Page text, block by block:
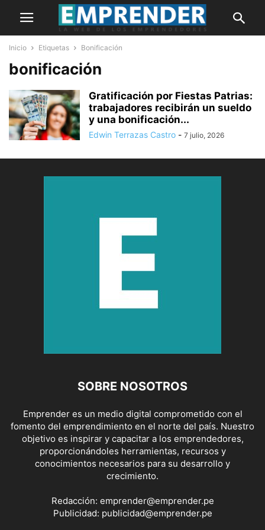
Inicio Etiquetas Bonificación
bonificación
Gratificación por Fiestas Patrias:
trabajadores recibirán un sueldo
y una bonificación...
Edwin Terrazas Castro - 7 julio, 2026
SOBRE NOSOTROS
Emprender es un medio digital comprometido con el
fomento del emprendimiento en el norte del país. Nuestro
objetivo es inspirar y capacitar a los emprendedores,
proporcionándoles herramientas, recursos y
conocimientos necesarios para su desarrollo y
crecimiento.
Redacción: emprender@emprender.pe
Publicidad: publicidad@emprender.pe